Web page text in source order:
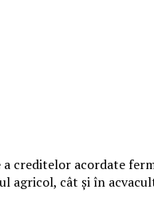
creditelor acordate
cât şi în